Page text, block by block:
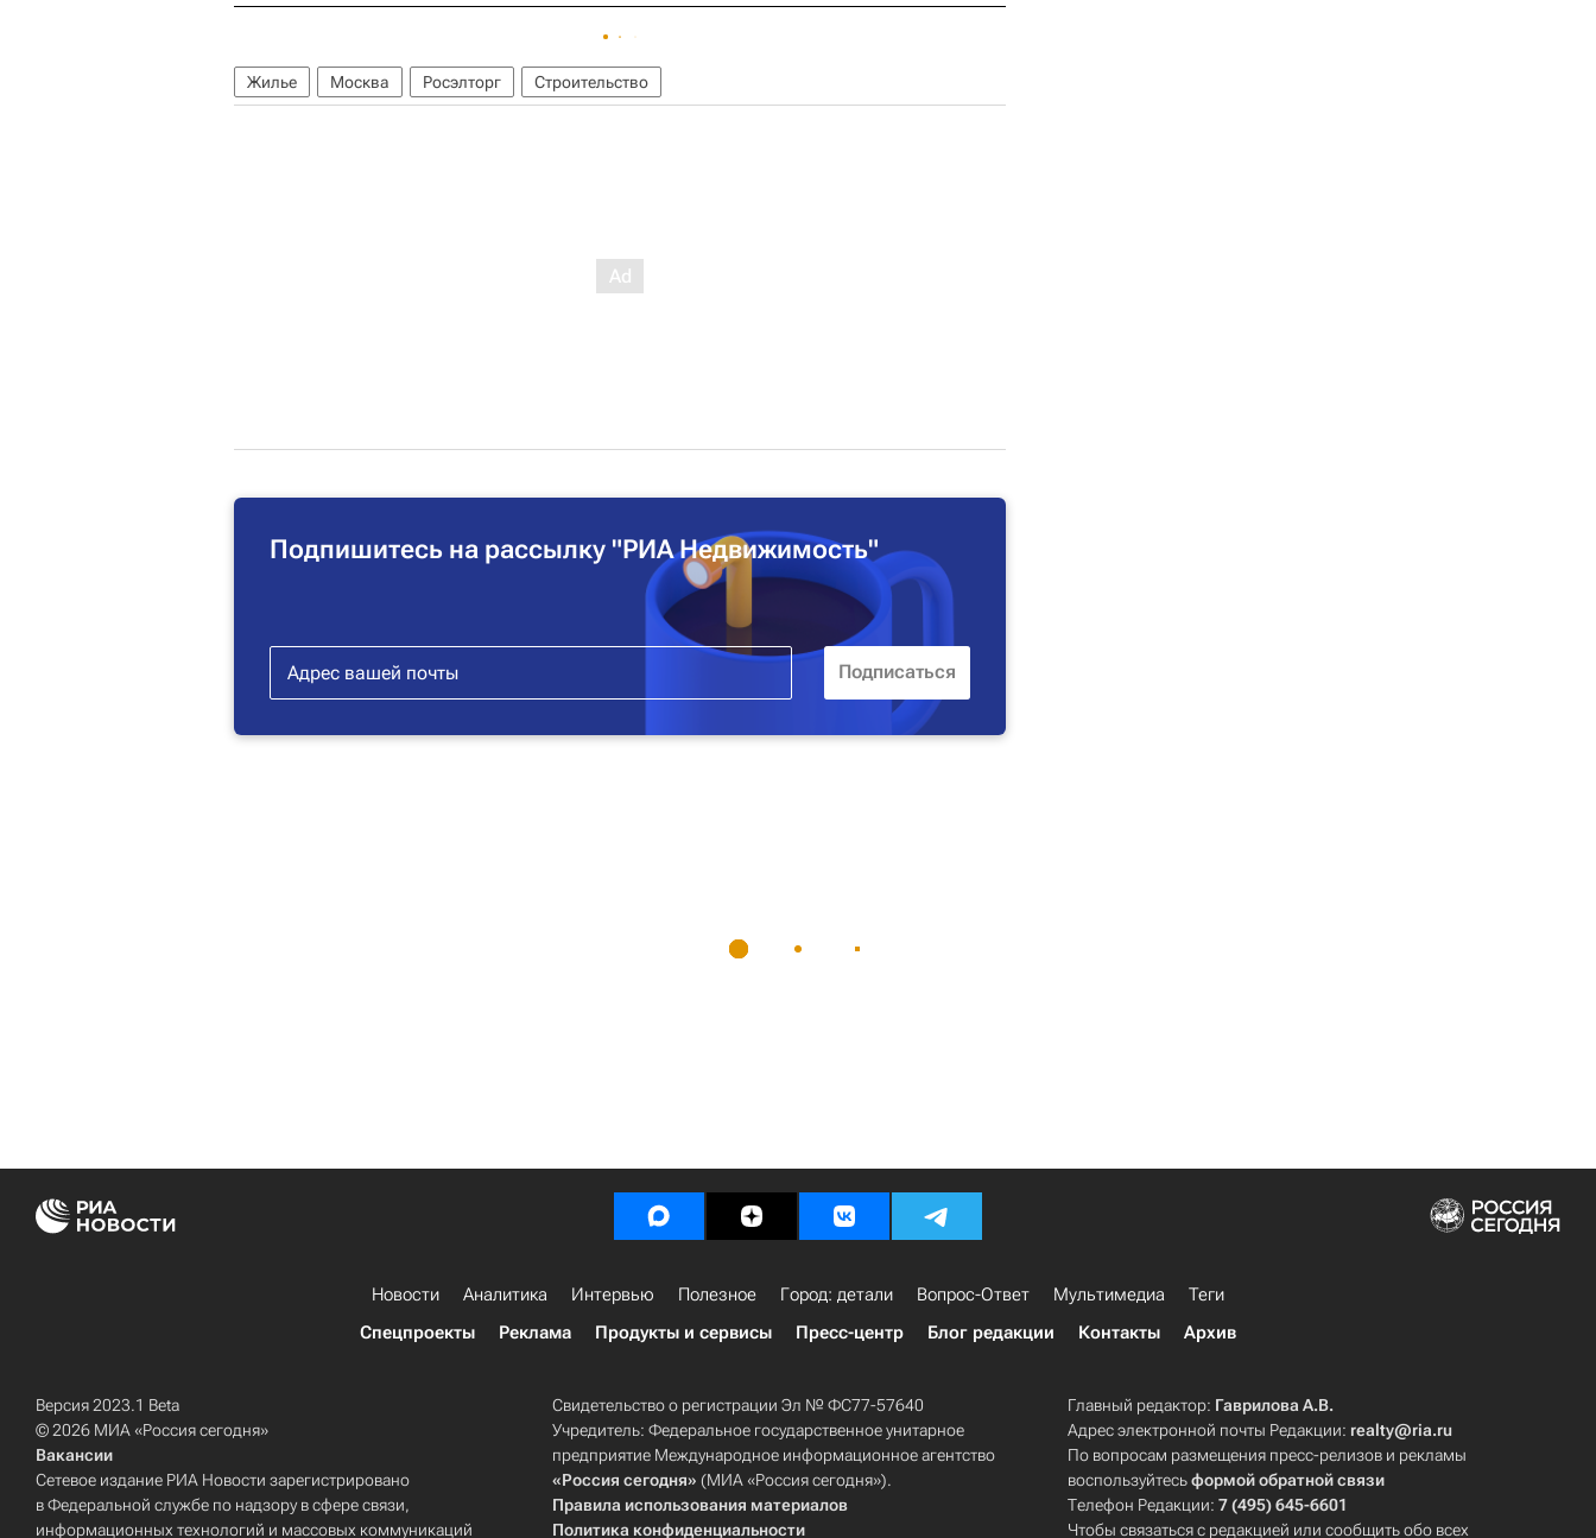
Жилье Москва Росэлторг Строительство
Подпишитесь на рассылку "РИА Недвижимость"
Новости Аналитика Интервью Полезное Город: детали Вопрос-Ответ Мультимедиа
Теги
Спецпроекты
Реклама Продукты и сервисы Пресс-центр Блог редакции Контакты Архив
Версия 2023.1 Beta
© 2026 МИА «Россия сегодня»
Вакансии
Сетевое издание РИА Новости зарегистрировано
в Федеральной службе по надзору в сфере связи,
информационных технологий и массовых коммуникаций
Свидетельство о регистрации Эл № ФС77-57640
Учредитель: Федеральное государственное унитарное
предприятие Международное информационное агентство
«Россия сегодня» (МИА «Россия сегодня»).
Правила использования материалов
Политика конфиденциальности
Главный редактор: Гаврилова А.В.
Адрес электронной почты Редакции: realty@ria.ru
По вопросам размещения пресс-релизов и рекламы
воспользуйтесьформой обратной связи
Телефон Редакции:7 (495) 645-6601
Чтобы связаться с редакцией или сообщить обо всех